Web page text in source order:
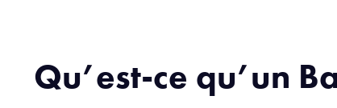
Qu’est-ce qu’un